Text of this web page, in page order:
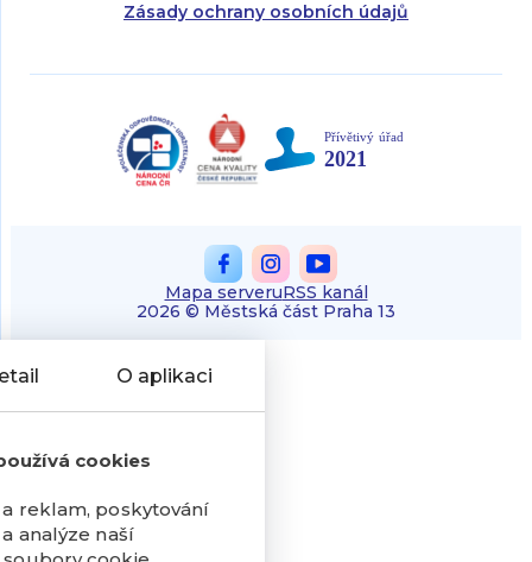
Zásady ochrany osobních údajů
2026 © Městská část Praha 13
Mapa serveruRSS kanál